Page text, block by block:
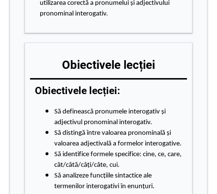
utilizarea corectă a pronumelui și adjectivului
pronominal interogativ.
Obiectivele lecției
Obiectivele lecției:
Să definească pronumele interogativ și
adjectivul pronominal interogativ.
Să distingă între valoarea pronominală și
valoarea adjectivală a formelor interogative.
Să identifice formele specifice: cine, ce, care,
cât/câtă/câți/câte, cui.
Să analizeze funcțiile sintactice ale
termenilor interogativi în enunțuri.